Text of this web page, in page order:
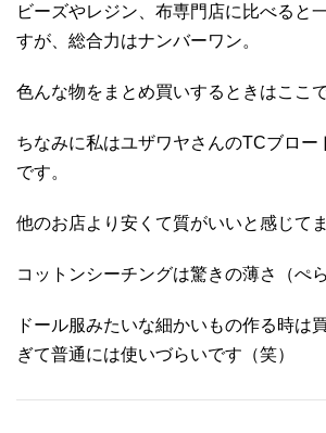
ビーズやレジン、布専門店に比べると
すが、総合力はナンバーワン。
色んな物をまとめ買いするときはここで
ちなみに私はユザワヤさんのTCブロー
です。
他のお店より安くて質がいいと感じてま
コットンシーチングは驚きの薄さ（ぺ
ドール服みたいな細かいもの作る時は
ぎて普通には使いづらいです（笑）